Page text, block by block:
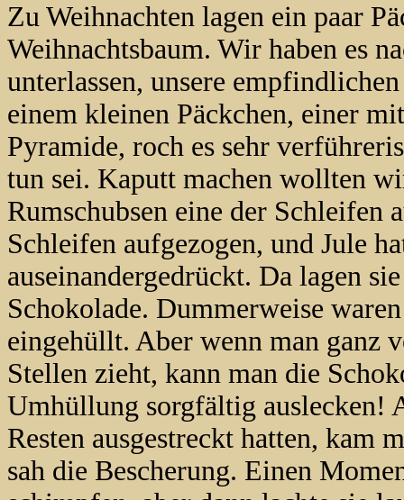
Zu Weihnachten lagen ein paar
Weihnachtsbaum. Wir haben es
unterlassen, unsere
einem kleinen Päckchen, einer
Pyramide, roch es sehr
tun sei. Kaputt machen wollten
Rumschubsen eine der Schleifen
Schleifen aufgezogen, und Jule
auseinandergedrückt. Da lagen
Schokolade. Dummerweise
eingehüllt. Aber wenn man ganz
Stellen zieht, kann man die
Umhüllung sorgfältig auslecken!
Resten ausgestreckt hatten, kam
sah die Bescherung. Einen